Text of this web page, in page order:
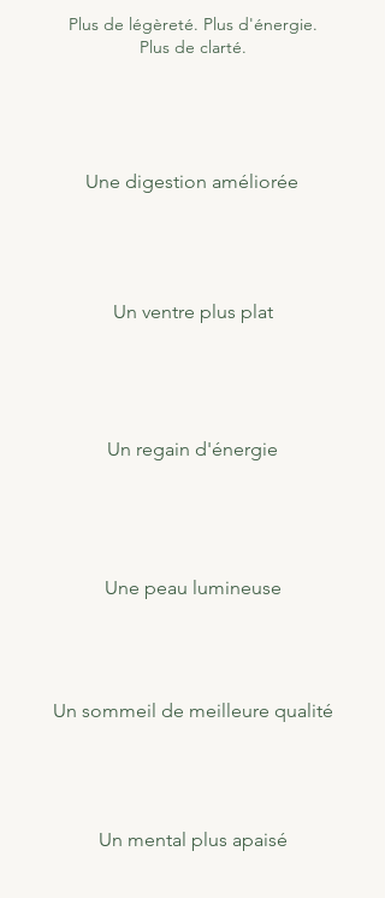
Plus de légèreté. Plus d'énergie.
Plus de clarté.
Une digestion améliorée
Un ventre plus plat
Un regain d'énergie
Une peau lumineuse
Un sommeil de meilleure qualité
Un mental plus apaisé